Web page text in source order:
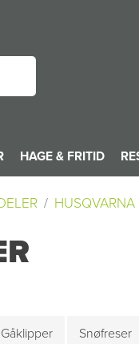
HAGE & FRITID
HUSQVARNA
Gåklipper Snøfreser